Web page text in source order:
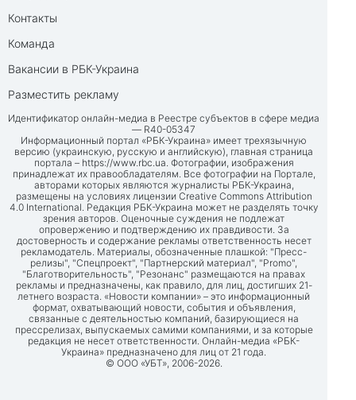
Контакты
Команда
Вакансии в РБК-Украина
Разместить рекламу
Идентификатор онлайн-медиа в Реестре субъектов в сфере медиа
— R40-05347
Информационный портал «РБК-Украина» имеет трехязычную
версию (украинскую, русскую и английскую), главная страница
портала – https://www.rbc.ua. Фотографии, изображения
принадлежат их правообладателям. Все фотографии на Портале,
авторами которых являются журналисты РБК-Украина,
размещены на условиях лицензии Creative Commons Attribution
4.0 International. Редакция РБК-Украина может не разделять точку
зрения авторов. Оценочные суждения не подлежат
опровержению и подтверждению их правдивости. За
достоверность и содержание рекламы ответственность несет
рекламодатель. Материалы, обозначенные плашкой: "Пресс-
релизы", "Спецпроект", "Партнерский материал", "Promo",
"Благотворительность", "Резонанс" размещаются на правах
рекламы и предназначены, как правило, для лиц, достигших 21-
летнего возраста. «Новости компании» – это информационный
формат, охватывающий новости, события и объявления,
связанные с деятельностью компаний, базирующиеся на
прессрелизах, выпускаемых самими компаниями, и за которые
редакция не несет ответственности. Онлайн-медиа «РБК-
Украина» предназначено для лиц от 21 года.
© ООО «УБТ», 2006-2026.